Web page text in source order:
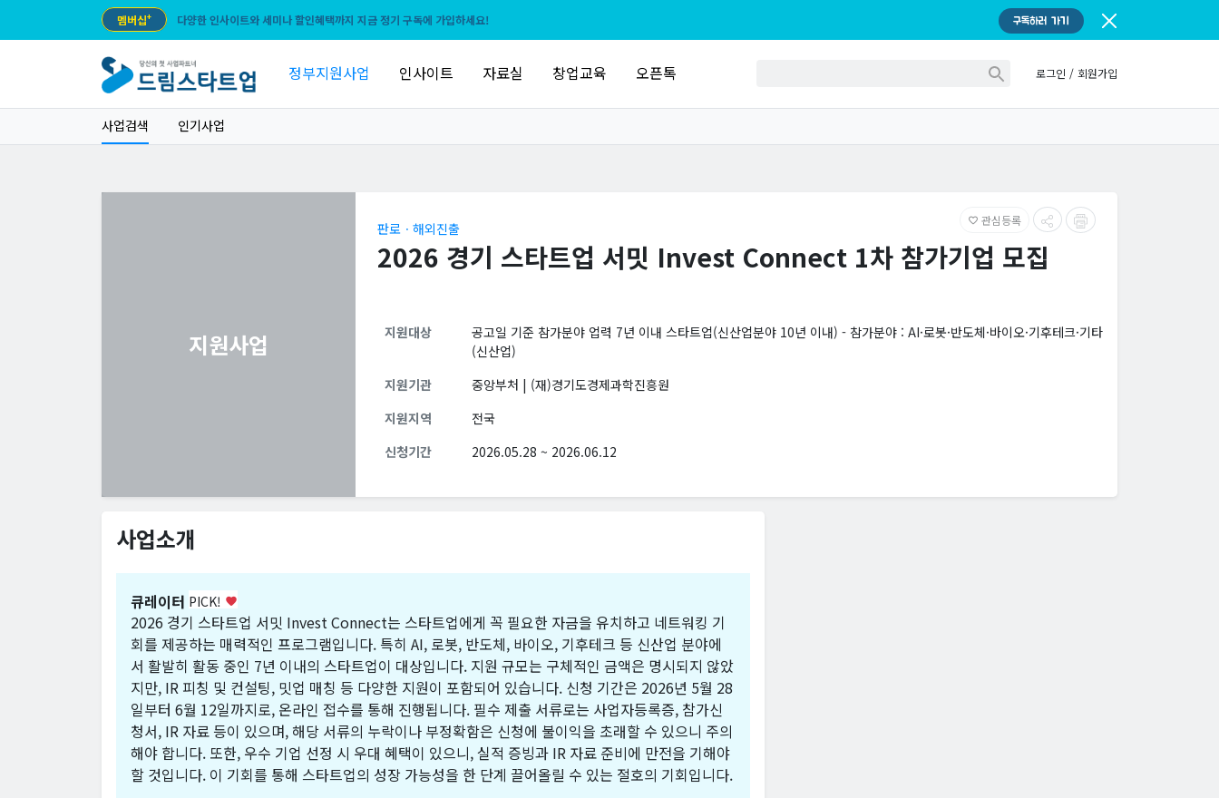
멤버십+ 다양한 인사이트와 세미나 할인혜택까지 지금 정기 구독에 가입하세요! 구독하러 가기
정부지원사업 인사이트 자료실 창업교육 오픈톡 로그인 / 회원가입
사업검색 인기사업
favorite_border 관심등록
지원사업
판로ㆍ해외진출
2026 경기 스타트업 서밋 Invest Connect 1차 참가기업 모집
지원대상
공고일 기준 참가분야 업력 7년 이내 스타트업(신산업분야 10년 이내) - 참가분야 : AI·로봇·반도체·바이오·기후테크·기타
(신산업)
지원기관
중앙부처 | (재)경기도경제과학진흥원
지원지역
전국
신청기간
2026.05.28 ~ 2026.06.12
사업소개
큐레이터 PICK! favorite
2026 경기 스타트업 서밋 Invest Connect는 스타트업에게 꼭 필요한 자금을 유치하고 네트워킹 기
회를 제공하는 매력적인 프로그램입니다. 특히 AI, 로봇, 반도체, 바이오, 기후테크 등 신산업 분야에
서 활발히 활동 중인 7년 이내의 스타트업이 대상입니다. 지원 규모는 구체적인 금액은 명시되지 않았
지만, IR 피칭 및 컨설팅, 밋업 매칭 등 다양한 지원이 포함되어 있습니다. 신청 기간은 2026년 5월 28
일부터 6월 12일까지로, 온라인 접수를 통해 진행됩니다. 필수 제출 서류로는 사업자등록증, 참가신
청서, IR 자료 등이 있으며, 해당 서류의 누락이나 부정확함은 신청에 불이익을 초래할 수 있으니 주의
해야 합니다. 또한, 우수 기업 선정 시 우대 혜택이 있으니, 실적 증빙과 IR 자료 준비에 만전을 기해야
할 것입니다. 이 기회를 통해 스타트업의 성장 가능성을 한 단계 끌어올릴 수 있는 절호의 기회입니다.